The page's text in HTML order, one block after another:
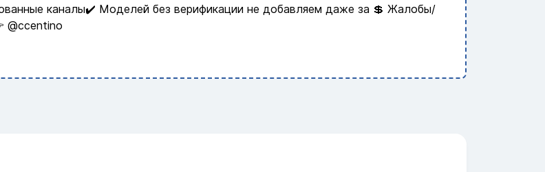
каналы✔️ Моделей без верификации не добавляем даже за 💲 Жалобы/
@ccentino